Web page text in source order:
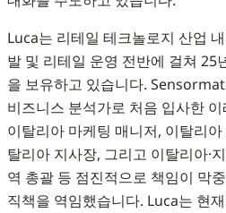
Luca는 리테일 테크놀로지 산업
발 및 리테일 운영 전반에 걸쳐 25
을 보유하고 있습니다.
비즈니스 분석가로 처음 입사한
이탈리아 마케팅 매니저, 이탈리
탈리아 지사장, 그리고 이탈리아·
역 총괄 등 점진적으로 책임이 막
직책을 역임했습니다. Luca는 현